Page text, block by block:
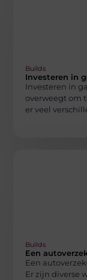
Builds
Investeren in
Investeren in
overweegt om
er veel
Builds
Een
Een
Er zijn diverse